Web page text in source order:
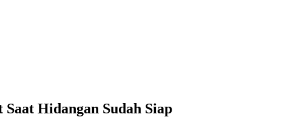
Hidangan Sudah Siap